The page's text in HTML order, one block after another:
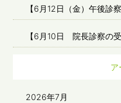
【6月12日（金）午後診
【6月10日 院長診察の
ア
2026年7月